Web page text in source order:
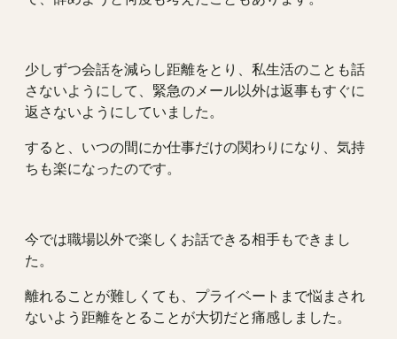
少しずつ会話を減らし距離をとり、私生活のことも話
さないようにして、緊急のメール以外は返事もすぐに
返さないようにしていました。
すると、いつの間にか仕事だけの関わりになり、気持
ちも楽になったのです。
今では職場以外で楽しくお話できる相手もできまし
た。
離れることが難しくても、プライベートまで悩まされ
ないよう距離をとることが大切だと痛感しました。